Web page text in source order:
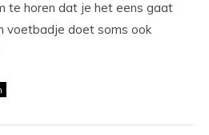
te horen dat je het eens gaat
voetbadje doet soms ook